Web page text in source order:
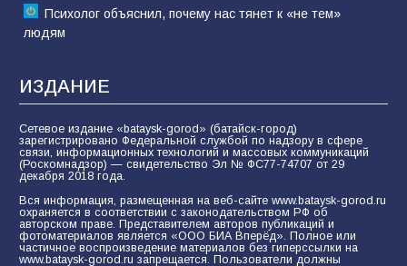
Психолог объяснил, почему нас тянет к «не тем»
людям
ИЗДАНИЕ
Сетевое издание «bataysk-gorod» (батайск-город)
зарегистрировано Федеральной службой по надзору в сфере
связи, информационных технологий и массовых коммуникаций
(Роскомнадзор) — свидетельство Эл № ФС77-74707 от 29
декабря 2018 года.
Вся информация, размещенная на веб-сайте www.bataysk-gorod.ru
охраняется в соответствии с законодательством РФ об
авторском праве. Представителем авторов публикаций и
фотоматериалов является «ООО БИА Вперёд». Полное или
частичное воспроизведение материалов без гиперссылки на
www.bataysk-gorod.ru запрещается. Пользователи должны